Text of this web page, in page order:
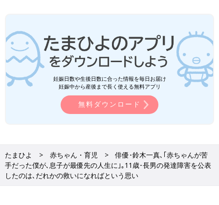
妊娠日数や生後日数に合った情報を毎日お届け
妊娠中から産後まで長く使える無料アプリ
無料ダウンロード
たまひよ 赤ちゃん・育児
俳優･鈴木一真､｢赤ちゃんが苦
手だった僕が､息子が最優先の人生に｣｡11歳･長男の発達障害を公表
したのは､だれかの救いになればという思い